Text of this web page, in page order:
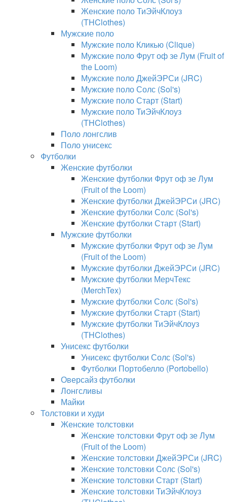
Женские поло ТиЭйчКлоуз
(THClothes)
Мужские поло
Мужские поло Кликью (Clique)
Мужские поло Фрут оф зе Лум (Fruit of
the Loom)
Мужские поло ДжейЭРСи (JRC)
Мужские поло Солс (Sol's)
Мужские поло Старт (Start)
Мужские поло ТиЭйчКлоуз
(THClothes)
Поло лонгслив
Поло унисекс
Футболки
Женские футболки
Женские футболки Фрут оф зе Лум
(Fruit of the Loom)
Женские футболки ДжейЭРСи (JRC)
Женские футболки Солс (Sol's)
Женские футболки Старт (Start)
Мужские футболки
Мужские футболки Фрут оф зе Лум
(Fruit of the Loom)
Мужские футболки ДжейЭРСи (JRC)
Мужские футболки МерчТекс
(MerchTex)
Мужские футболки Солс (Sol's)
Мужские футболки Старт (Start)
Мужские футболки ТиЭйчКлоуз
(THClothes)
Унисекс футболки
Унисекс футболки Солс (Sol's)
Футболки Портобелло (Portobello)
Оверсайз футболки
Лонгсливы
Майки
Толстовки и худи
Женские толстовки
Женские толстовки Фрут оф зе Лум
(Fruit of the Loom)
Женские толстовки ДжейЭРСи (JRC)
Женские толстовки Солс (Sol's)
Женские толстовки Старт (Start)
Женские толстовки ТиЭйчКлоуз